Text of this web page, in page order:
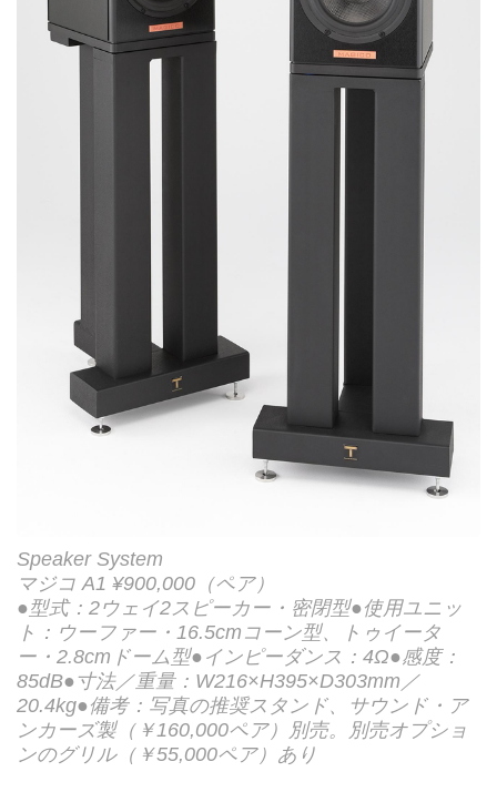
Speaker System
マジコ A1 ¥900,000（ペア）
●型式：2ウェイ2スピーカー・密閉型●使用ユニッ
ト：ウーファー・16.5cmコーン型、トゥイータ
ー・2.8cmドーム型●インピーダンス：4Ω●感度：
85dB●寸法／重量：W216×H395×D303mm／
20.4kg●備考：写真の推奨スタンド、サウンド・ア
ンカーズ製（￥160,000ペア）別売。別売オプショ
ンのグリル（￥55,000ペア）あり